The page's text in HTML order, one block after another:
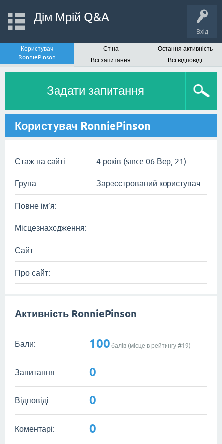
Вхід
Дім Мрій Q&A
Користувач
RonniePinson
Стіна
Остання активність
Всі запитання
Всі відповіді
Задати запитання
Користувач RonniePinson
Стаж на сайті: 4 років (since 06 Вер, 21)
Група: Зареєстрований користувач
Повне ім’я:
Місцезнаходження:
Сайт:
Про сайт:
Активність RonniePinson
Бали: 100 балів (місце в рейтингу #19)
Запитання: 0
Відповіді: 0
Коментарі: 0